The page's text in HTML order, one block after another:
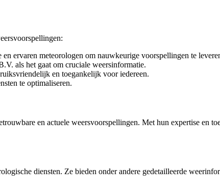
ervaren meteorologen om nauwkeurige voorspellingen te
als het gaat om cruciale weersinformatie.
en toegankelijk voor iedereen.
te optimaliseren.
en actuele weersvoorspellingen. Met hun expertise en
diensten. Ze bieden onder andere gedetailleerde